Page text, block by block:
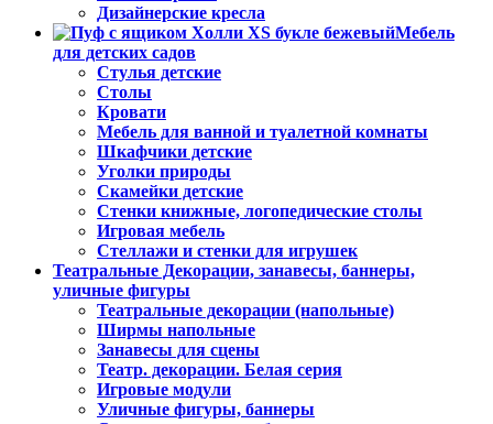
Дизайнерские кресла
Мебель
для детских садов
Стулья детские
Столы
Кровати
Мебель для ванной и туалетной комнаты
Шкафчики детские
Уголки природы
Скамейки детские
Стенки книжные, логопедические столы
Игровая мебель
Стеллажи и стенки для игрушек
Театральные Декорации, занавесы, баннеры,
уличные фигуры
Театральные декорации (напольные)
Ширмы напольные
Занавесы для сцены
Театр. декорации. Белая серия
Игровые модули
Уличные фигуры, баннеры